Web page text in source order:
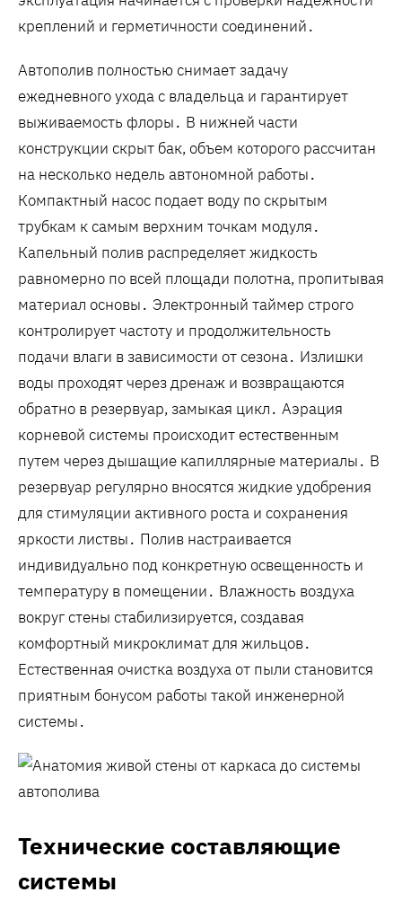
креплений и герметичности соединений․
Автополив полностью снимает задачу
ежедневного ухода с владельца и гарантирует
выживаемость флоры․ В нижней части
конструкции скрыт бак, объем которого рассчитан
на несколько недель автономной работы․
Компактный насос подает воду по скрытым
трубкам к самым верхним точкам модуля․
Капельный полив распределяет жидкость
равномерно по всей площади полотна, пропитывая
материал основы․ Электронный таймер строго
контролирует частоту и продолжительность
подачи влаги в зависимости от сезона․ Излишки
воды проходят через дренаж и возвращаются
обратно в резервуар, замыкая цикл․ Аэрация
корневой системы происходит естественным
путем через дышащие капиллярные материалы․ В
резервуар регулярно вносятся жидкие удобрения
для стимуляции активного роста и сохранения
яркости листвы․ Полив настраивается
индивидуально под конкретную освещенность и
температуру в помещении․ Влажность воздуха
вокруг стены стабилизируется, создавая
комфортный микроклимат для жильцов․
Естественная очистка воздуха от пыли становится
приятным бонусом работы такой инженерной
системы․
Технические составляющие
системы